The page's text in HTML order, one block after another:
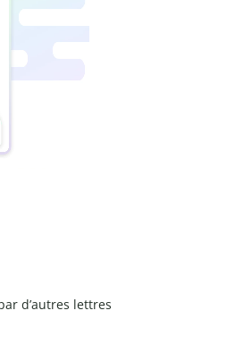
d’autres lettres